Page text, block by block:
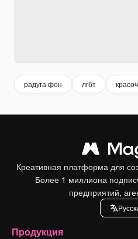
радуга фон лгбт
Креативная платформа для
Более 1 миллиона
предприятий,
Продукция